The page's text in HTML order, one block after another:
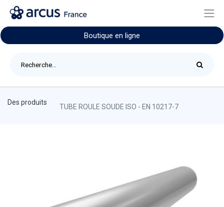
Boutique en ligne
Des produits
TUBE ROULE SOUDE ISO - EN 10217-7